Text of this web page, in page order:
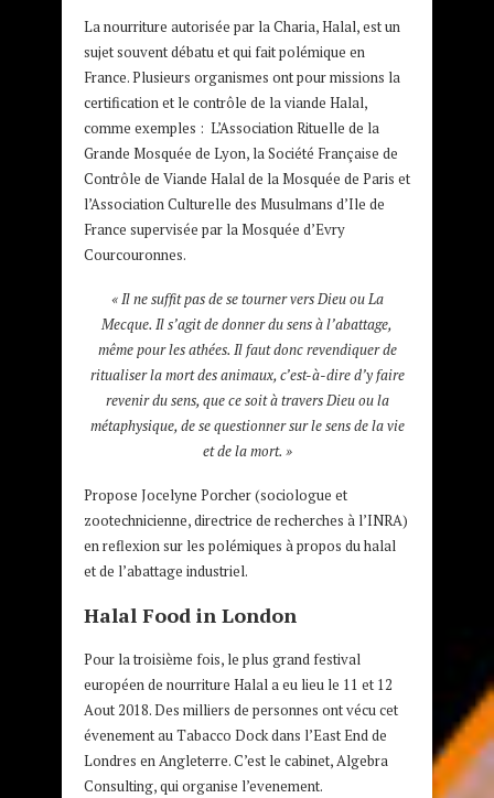
La nourriture autorisée par la Charia, Halal, est un
sujet souvent débatu et qui fait polémique en
France. Plusieurs organismes ont pour missions la
certification et le contrôle de la viande Halal,
comme exemples : L’Association Rituelle de la
Grande Mosquée de Lyon, la Société Française de
Contrôle de Viande Halal de la Mosquée de Paris et
l’Association Culturelle des Musulmans d’Ile de
France supervisée par la Mosquée d’Evry
Courcouronnes.
« Il ne suffit pas de se tourner vers Dieu ou La
Mecque. Il s’agit de donner du sens à l’abattage,
même pour les athées. Il faut donc revendiquer de
ritualiser la mort des animaux, c’est-à-dire d’y faire
revenir du sens, que ce soit à travers Dieu ou la
métaphysique, de se questionner sur le sens de la vie
et de la mort. »
Propose Jocelyne Porcher (sociologue et
zootechnicienne, directrice de recherches à l’INRA)
en reflexion sur les polémiques à propos du halal
et de l’abattage industriel.
Halal Food in London
Pour la troisième fois, le plus grand festival
européen de nourriture Halal a eu lieu le 11 et 12
Aout 2018. Des milliers de personnes ont vécu cet
évenement au Tabacco Dock dans l’East End de
Londres en Angleterre. C’est le cabinet, Algebra
Consulting, qui organise l’evenement.